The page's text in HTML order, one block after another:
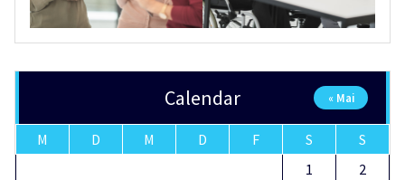
Calendar
M D M D F S
S
1
2
« Mai